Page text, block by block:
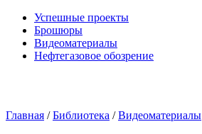
Успешные проекты
Брошюры
Видеоматериалы
Нефтегазовое обозрение
Главная /Библиотека /Видеоматериалы